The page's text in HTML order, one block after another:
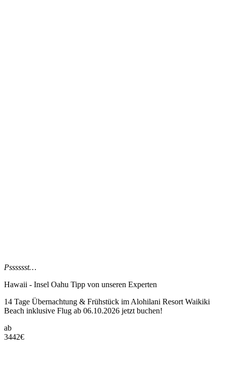
Psssssst…
Hawaii - Insel Oahu Tipp von unseren Experten
14 Tage Übernachtung & Frühstück im Alohilani Resort Waikiki
Beach inklusive Flug ab 06.10.2026 jetzt buchen!
ab
3442€